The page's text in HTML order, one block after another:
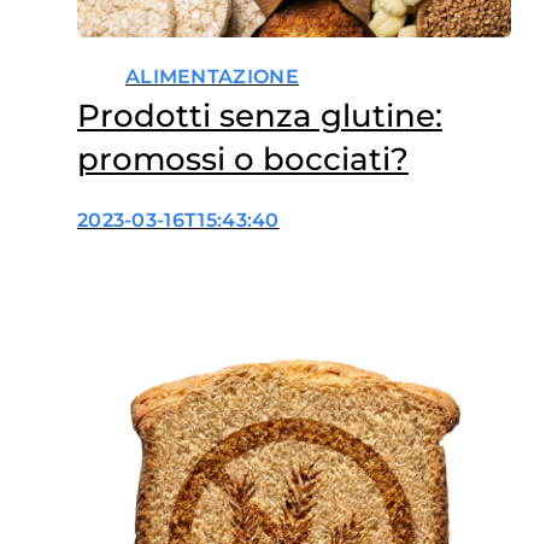
ALIMENTAZIONE
Prodotti senza glutine:
promossi o bocciati?
2023-03-16T15:43:40